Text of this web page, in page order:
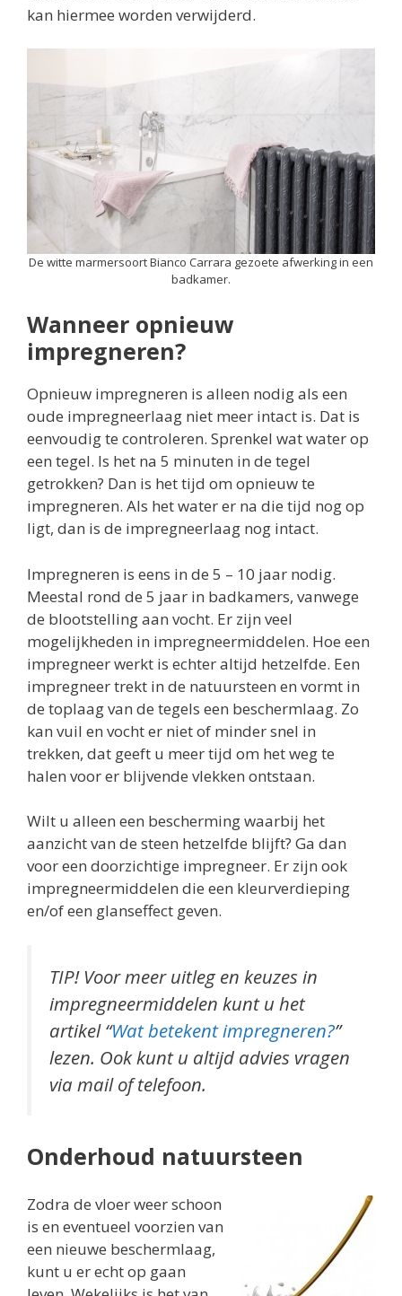
kan hiermee worden verwijderd.
De witte marmersoort Bianco Carrara gezoete afwerking in een
badkamer.
Wanneer opnieuw
impregneren?
Opnieuw impregneren is alleen nodig als een
oude impregneerlaag niet meer intact is. Dat is
eenvoudig te controleren. Sprenkel wat water op
een tegel. Is het na 5 minuten in de tegel
getrokken? Dan is het tijd om opnieuw te
impregneren. Als het water er na die tijd nog op
ligt, dan is de impregneerlaag nog intact.
Impregneren is eens in de 5 – 10 jaar nodig.
Meestal rond de 5 jaar in badkamers, vanwege
de blootstelling aan vocht. Er zijn veel
mogelijkheden in impregneermiddelen. Hoe een
impregneer werkt is echter altijd hetzelfde. Een
impregneer trekt in de natuursteen en vormt in
de toplaag van de tegels een beschermlaag. Zo
kan vuil en vocht er niet of minder snel in
trekken, dat geeft u meer tijd om het weg te
halen voor er blijvende vlekken ontstaan.
Wilt u alleen een bescherming waarbij het
aanzicht van de steen hetzelfde blijft? Ga dan
voor een doorzichtige impregneer. Er zijn ook
impregneermiddelen die een kleurverdieping
en/of een glanseffect geven.
TIP! Voor meer uitleg en keuzes in
impregneermiddelen kunt u het
artikel “Wat betekent impregneren?”
lezen. Ook kunt u altijd advies vragen
via mail of telefoon.
Onderhoud natuursteen
Zodra de vloer weer schoon
is en eventueel voorzien van
een nieuwe beschermlaag,
kunt u er echt op gaan